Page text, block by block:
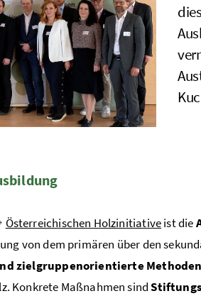
Österreichischen Holzinitiativeist die
von dem primären über den
zielgruppenorientierte Methoden
Konkrete Maßnahmen sind